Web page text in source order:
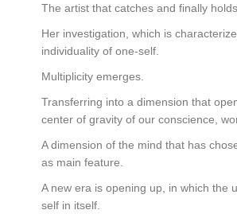
The artist that catches and finally
Her investigation, which is
individuality of one-self.
Multiplicity emerges.
Transferring into a dimension that
center of gravity of our conscience,
A dimension of the mind that has
as main feature.
A new era is opening up, in which the
self in itself.